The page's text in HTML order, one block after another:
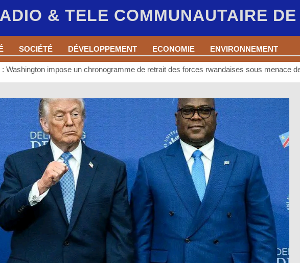
& TELE COMMUNAUTAIRE DE
SOCIÉTÉ DÉVELOPPEMENT ECONOMIE ENVIRONNEMENT
: Washington impose un chronogramme de retrait des forces rwandaises sous menace